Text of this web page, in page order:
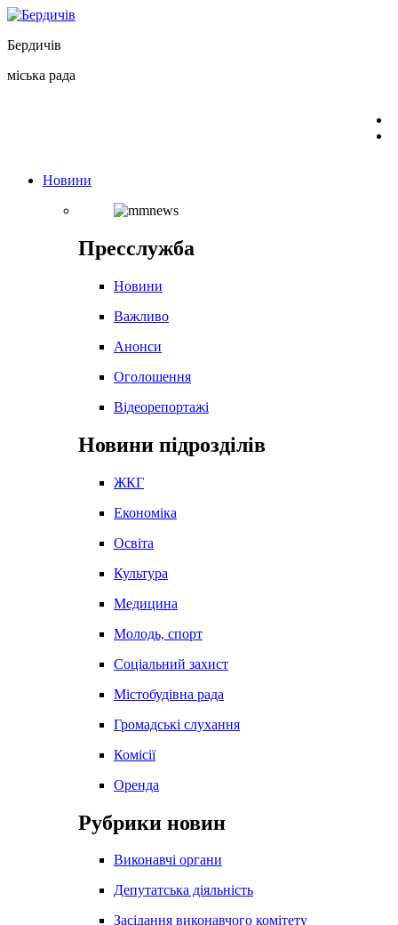
Перейти
вмісту
Бердичів
міська рада
Новини
Пресслужба
Новини
Важливо
Анонси
Оголошення
Відеорепортажі
Новини підрозділів
ЖКГ
Економіка
Освіта
Культура
Медицина
Молодь, спорт
Соціальний захист
Містобудівна рада
Громадські слухання
Комісії
Оренда
Рубрики новин
Виконавчі органи
Депутатська діяльність
Засідання виконавчого комітету